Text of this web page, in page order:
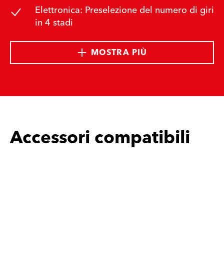
Elettronica: Preselezione del numero di giri
in 4 stadi
MOSTRA PIÙ
Accessori compatibili